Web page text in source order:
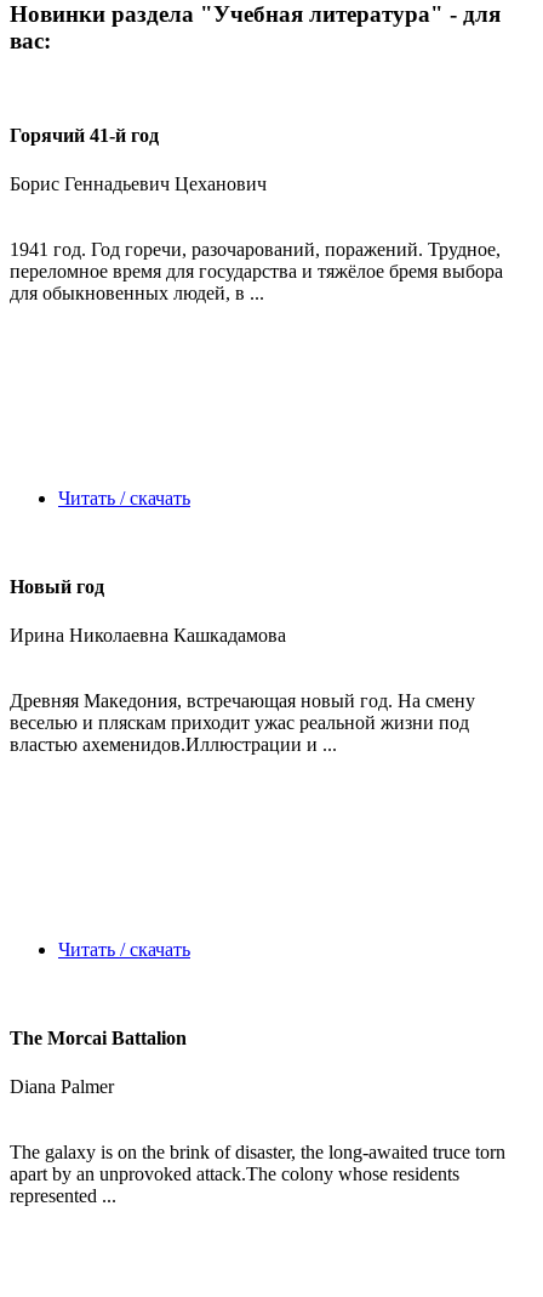
Новинки раздела "Учебная литература" - для
вас:
Горячий 41-й год
Борис Геннадьевич Цеханович
1941 год. Год горечи, разочарований, поражений. Трудное,
переломное время для государства и тяжёлое бремя выбора
для обыкновенных людей, в ...
Читать / скачать
Новый год
Ирина Николаевна Кашкадамова
Древняя Македония, встречающая новый год. На смену
веселью и пляскам приходит ужас реальной жизни под
властью ахеменидов.Иллюстрации и ...
Читать / скачать
The Morcai Battalion
Diana Palmer
The galaxy is on the brink of disaster, the long-awaited truce torn
apart by an unprovoked attack.The colony whose residents
represented ...